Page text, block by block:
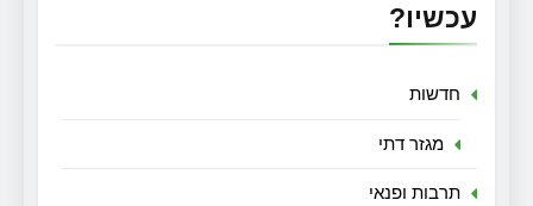
עכשיו?
חדשות
מגזר דתי
תרבות ופנאי